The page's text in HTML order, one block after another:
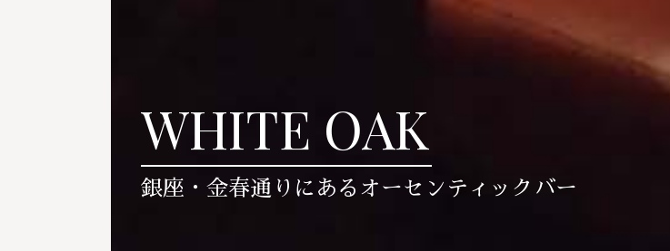
WHITE OAK
銀座・金春通りにあるオーセンティックバー